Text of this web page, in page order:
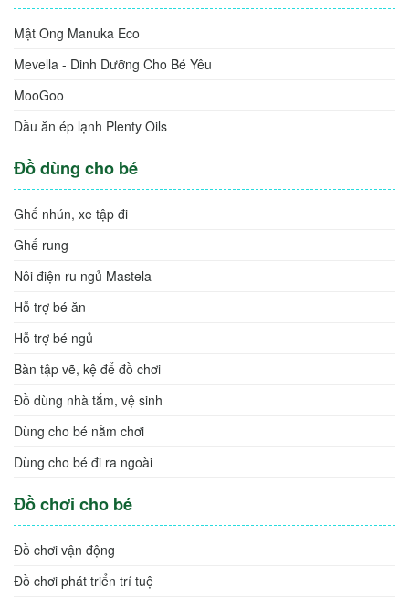
Mật Ong Manuka Eco
Mevella - Dinh Dưỡng Cho Bé Yêu
MooGoo
Dầu ăn ép lạnh Plenty Oils
Đồ dùng cho bé
Ghế nhún, xe tập đi
Ghế rung
Nôi điện ru ngủ Mastela
Hỗ trợ bé ăn
Hỗ trợ bé ngủ
Bàn tập vẽ, kệ để đồ chơi
Đồ dùng nhà tắm, vệ sinh
Dùng cho bé nằm chơi
Dùng cho bé đi ra ngoài
Đồ chơi cho bé
Đồ chơi vận động
Đồ chơi phát triển trí tuệ